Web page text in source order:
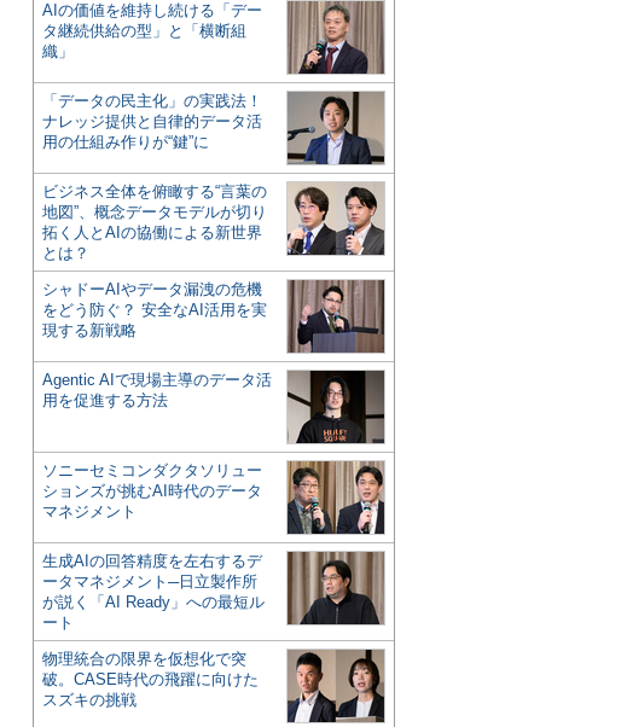
AIの価値を維持し続ける「デー
タ継続供給の型」と「横断組
織」
「データの民主化」の実践法！
ナレッジ提供と自律的データ活
用の仕組み作りが“鍵”に
ビジネス全体を俯瞰する“言葉の
地図”、概念データモデルが切り
拓く人とAIの協働による新世界
とは？
シャドーAIやデータ漏洩の危機
をどう防ぐ？ 安全なAI活用を実
現する新戦略
Agentic AIで現場主導のデータ活
用を促進する方法
ソニーセミコンダクタソリュー
ションズが挑むAI時代のデータ
マネジメント
生成AIの回答精度を左右するデ
ータマネジメント─日立製作所
が説く「AI Ready」への最短ル
ート
物理統合の限界を仮想化で突
破。CASE時代の飛躍に向けた
スズキの挑戦